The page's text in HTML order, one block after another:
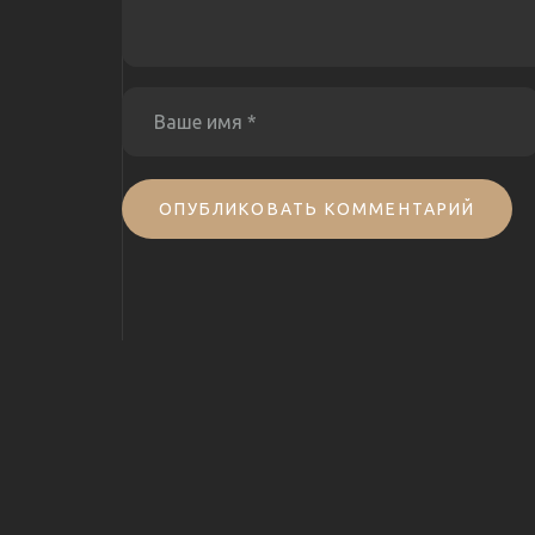
ОПУБЛИКОВАТЬ КОММЕНТАРИЙ